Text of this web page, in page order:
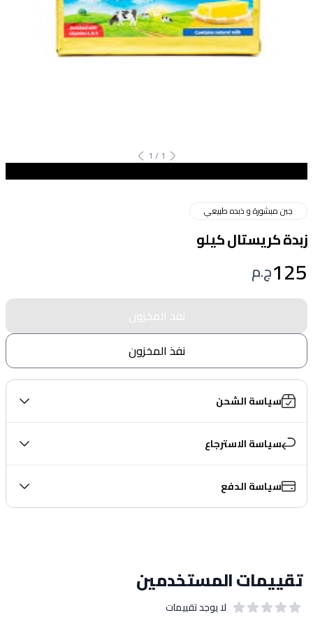
1
/
1
جبن مبشورة و ذبده طبيعي
زبدة كريستال كيلو
125ج.م
نفذ المخزون
نفذ المخزون
سياسة الشحن
سياسة الاسترجاع
سياسة الدفع
تقييمات المستخدمين
لا يوجد تقييمات